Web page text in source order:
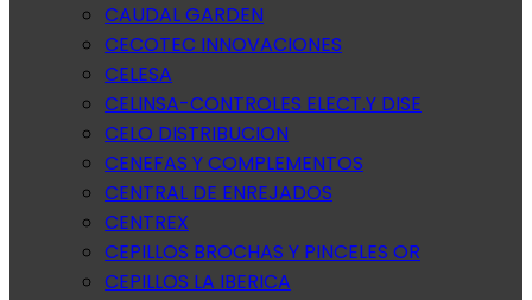
CAUDAL GARDEN
CECOTEC INNOVACIONES
CELESA
CELINSA-CONTROLES ELECT.Y DISE
CELO DISTRIBUCION
CENEFAS Y COMPLEMENTOS
CENTRAL DE ENREJADOS
CENTREX
CEPILLOS BROCHAS Y PINCELES OR
CEPILLOS LA IBERICA